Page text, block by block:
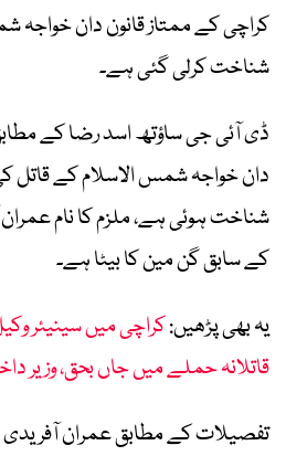
کراچی کے ممتاز قانون دان خواجہ
شناخت کرلی گئی ہے۔
ڈی آئی جی ساؤتھ اسد رضا کے
دان خواجہ شمس الاسلام کے
شناخت ہوئی ہے، ملزم کا نام
کے سابق گن مین کا بیٹا ہے۔
یہ بھی پڑھیں:کراچی میں سینیئر
قاتلانہ حملے میں جاں بحق، وزیر
تفصیلات کے مطابق عمران آفریدی